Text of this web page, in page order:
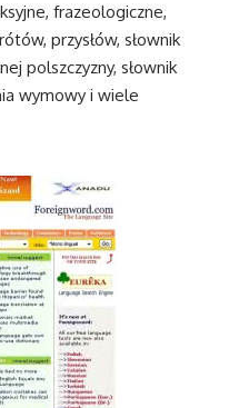
frazeologiczne,
przysłów, słownik
polszczyzny, słownik
wymowy i wiele